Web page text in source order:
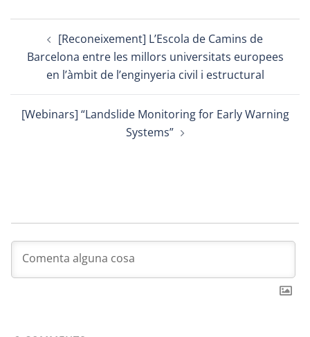
Post
navigation[Reconeixement] L’Escola de Camins de
Barcelona entre les millors universitats europees
en l’àmbit de l’enginyeria civil i estructural
[Webinars] “Landslide Monitoring for Early Warning
Systems”